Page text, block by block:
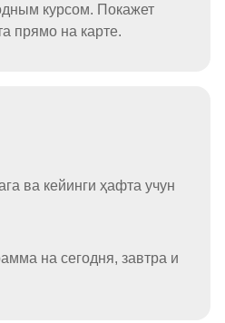
курсом. Покажет
прямо на карте.
ва кейинги ҳафта учун
на сегодня, завтра и